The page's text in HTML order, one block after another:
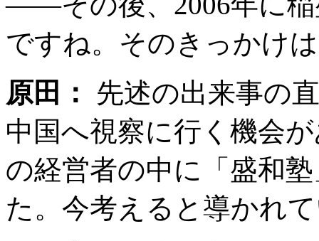
ですね。そのきっかけ
原田：
先述の出来事の
中国へ視察に行く機会
の経営者の中に「盛和
た。今考えると導かれ